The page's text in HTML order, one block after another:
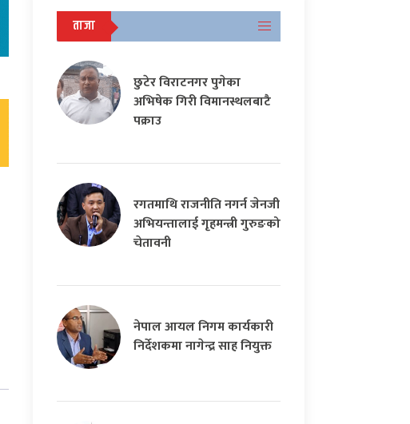
ताजा
छुटेर विराटनगर पुगेका
अभिषेक गिरी विमानस्थलबाटै
पक्राउ
रगतमाथि राजनीति नगर्न जेनजी
अभियन्तालाई गृहमन्त्री गुरुङको
चेतावनी
नेपाल आयल निगम कार्यकारी
निर्देशकमा नागेन्द्र साह नियुक्त